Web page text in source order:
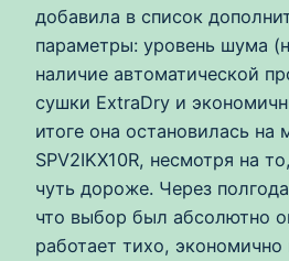
добавила в список
параметры: уровень шума
наличие автоматической
сушки ExtraDry и
итоге она остановилась на
SPV2IKX10R, несмотря на
чуть дороже. Через
что выбор был абсолютно
работает тихо,